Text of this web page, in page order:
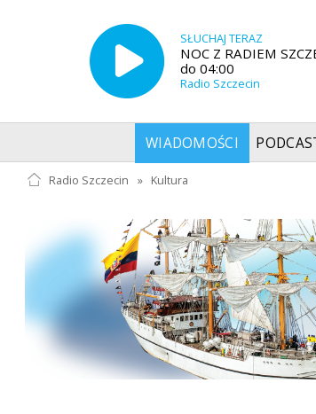
SŁUCHAJ TERAZ
NOC Z RADIEM
do 04:00
Radio Szczecin
WIADOMOŚCI
Radio Szczecin » Kultura